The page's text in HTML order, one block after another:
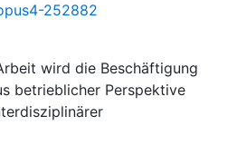
252882
wird die Beschäftigung
betrieblicher Perspektive
ein theoretisches